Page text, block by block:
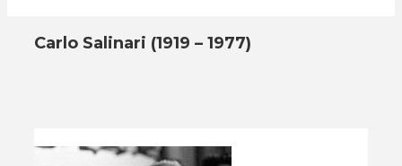
Carlo Salinari (1919 – 1977)